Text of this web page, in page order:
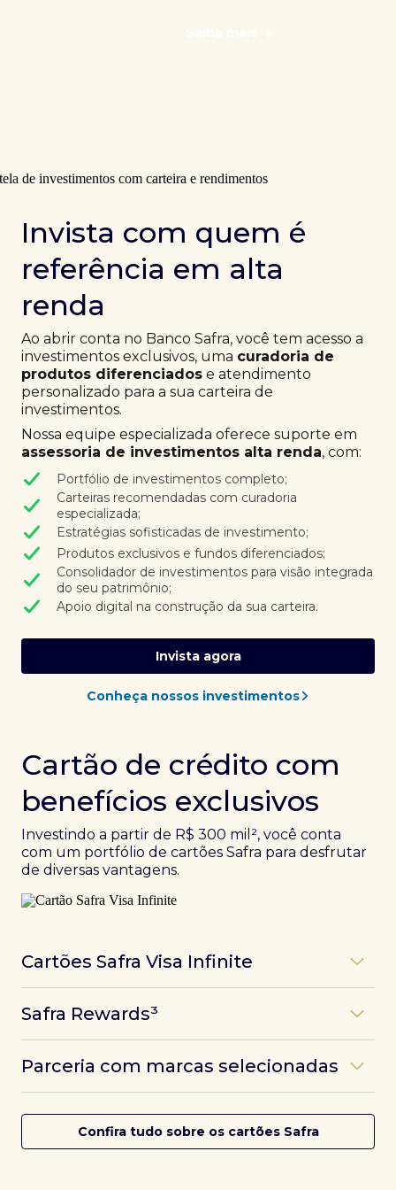
Invista com quem é
referência em alta
renda
Ao abrir conta no Banco Safra, você tem acesso a
investimentos exclusivos, uma curadoria de
produtos diferenciados e atendimento
personalizado para a sua carteira de
investimentos.
Nossa equipe especializada oferece suporte em
assessoria de investimentos alta renda, com:
Portfólio de investimentos completo;
Carteiras recomendadas com curadoria
especializada;
Estratégias sofisticadas de investimento;
Produtos exclusivos e fundos diferenciados;
Consolidador de investimentos para visão integrada
do seu patrimônio;
Apoio digital na construção da sua carteira.
Invista agora
Conheça nossos investimentos
Cartão de crédito com
benefícios exclusivos
Investindo a partir de R$ 300 mil², você conta
com um portfólio de cartões Safra para desfrutar
de diversas vantagens.
Cartões Safra Visa Infinite
experiências refinadas a benefícios únicos, como
converte seus investimentos em limite no cartão e
conta com acesso a mais de 1.400 salas VIP Dragon
Pass ao redor do mundo.
Safra Rewards³
das melhores pontuações do mercado.
Parceria com marcas selecionadas
cartões Safra.
Confira tudo sobre os cartões Safra